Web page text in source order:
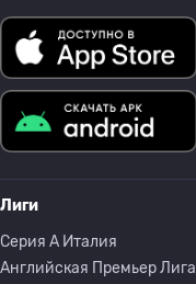
Лиги
Серия A Италия
Английская Премьер Лига